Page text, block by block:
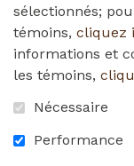
675,00 $
sélectionnés;
témoins, cliquez
informations et
les témoins,
Nécessaire
Performance